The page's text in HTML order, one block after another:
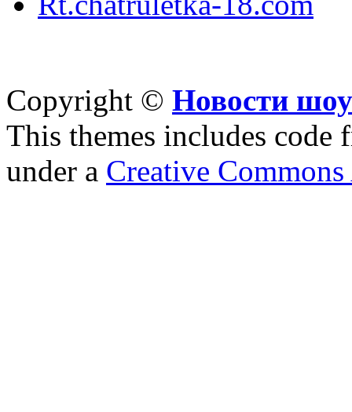
Copyright © Новости
This themes includes code
under a Creative